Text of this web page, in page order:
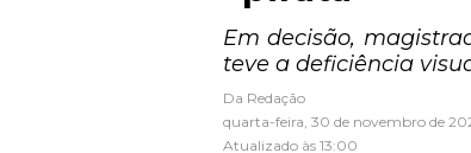
Em decisão,
teve a deficiência
Da Redação
quarta-feira, 30 de novembro de
Atualizado às 13:00